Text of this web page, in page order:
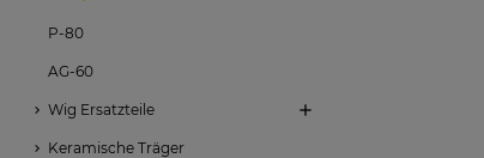
P-80
AG-60
Wig Ersatzteile
Keramische Träger